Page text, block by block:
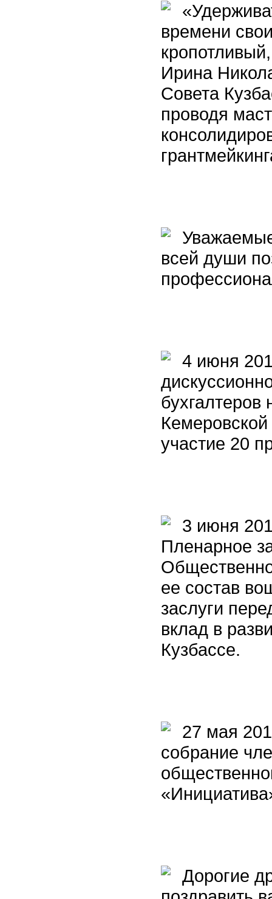
времени
Ирина
Совета
проводя
всей души
4 июня
бухгалтеров
участие 20
3 июня
Пленарное
ее состав
заслуги
вклад в
Кузбассе.
27 мая
собрание
Дорогие